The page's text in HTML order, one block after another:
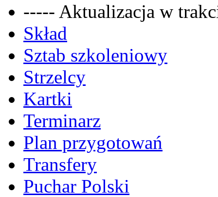
----- Aktualizacja w
Skład
Sztab szkoleniowy
Strzelcy
Kartki
Terminarz
Plan przygotowań
Transfery
Puchar Polski